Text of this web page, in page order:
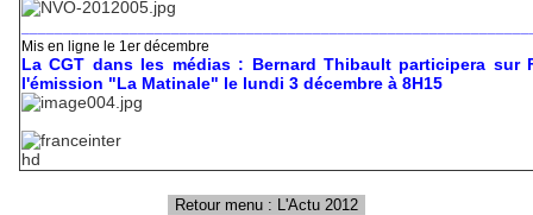
Mis en ligne le 1er décembre
La CGT dans les médias : Bernard Thibault participera sur
l'émission "La Matinale" le lundi 3 décembre à 8H15